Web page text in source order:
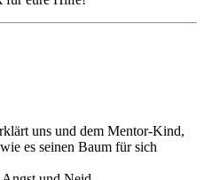
uns und dem Mentor-Kind,
es seinen Baum für sich